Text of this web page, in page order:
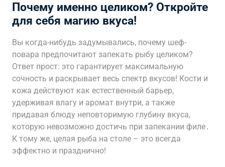
Почему именно целиком? Откройте
для себя магию вкуса!
Вы когда-нибудь задумывались, почему шеф-
повара предпочитают запекать рыбу целиком?
Ответ прост: это гарантирует максимальную
сочность и раскрывает весь спектр вкусов! Кости и
кожа действуют как естественный барьер,
удерживая влагу и аромат внутри, а также
придавая блюду неповторимую глубину вкуса,
которую невозможно достичь при запекании филе․
К тому же, целая рыба на столе – это всегда
эффектно и празднично!